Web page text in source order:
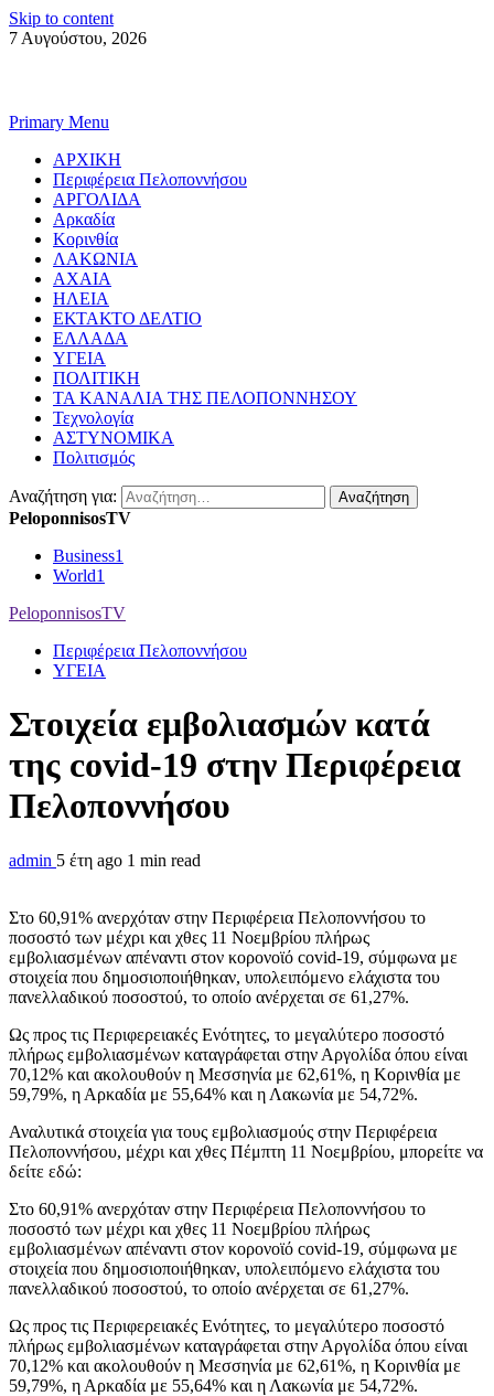
Skip to content
7 Αυγούστου, 2026
Primary Menu
ΑΡΧΙΚΗ
Περιφέρεια Πελοποννήσου
ΑΡΓΟΛΙΔΑ
Αρκαδία
Κορινθία
ΛΑΚΩΝΙΑ
ΑΧΑΙΑ
ΗΛΕΙΑ
ΕΚΤΑΚΤΟ ΔΕΛΤΙΟ
ΕΛΛΑΔΑ
ΥΓΕΙΑ
ΠΟΛΙΤΙΚΗ
ΤΑ ΚΑΝΑΛΙΑ ΤΗΣ ΠΕΛΟΠΟΝΝΗΣΟΥ
Τεχνολογία
ΑΣΤΥΝΟΜΙΚΑ
Πολιτισμός
Αναζήτηση για:
PeloponnisosTV
Business1
World1
PeloponnisosTV
Περιφέρεια Πελοποννήσου
ΥΓΕΙΑ
Στοιχεία εμβολιασμών κατά
της covid-19 στην Περιφέρεια
Πελοποννήσου
admin 5 έτη ago 1 min read
Στο 60,91% ανερχόταν στην Περιφέρεια Πελοποννήσου το
ποσοστό των μέχρι και χθες 11 Νοεμβρίου πλήρως
εμβολιασμένων απέναντι στον κορονοϊό covid-19, σύμφωνα με
στοιχεία που δημοσιοποιήθηκαν, υπολειπόμενο ελάχιστα του
πανελλαδικού ποσοστού, το οποίο ανέρχεται σε 61,27%.
Ως προς τις Περιφερειακές Ενότητες, το μεγαλύτερο ποσοστό
πλήρως εμβολιασμένων καταγράφεται στην Αργολίδα όπου είναι
70,12% και ακολουθούν η Μεσσηνία με 62,61%, η Κορινθία με
59,79%, η Αρκαδία με 55,64% και η Λακωνία με 54,72%.
Αναλυτικά στοιχεία για τους εμβολιασμούς στην Περιφέρεια
Πελοποννήσου, μέχρι και χθες Πέμπτη 11 Νοεμβρίου, μπορείτε να
δείτε εδώ:
Στο 60,91% ανερχόταν στην Περιφέρεια Πελοποννήσου το
ποσοστό των μέχρι και χθες 11 Νοεμβρίου πλήρως
εμβολιασμένων απέναντι στον κορονοϊό covid-19, σύμφωνα με
στοιχεία που δημοσιοποιήθηκαν, υπολειπόμενο ελάχιστα του
πανελλαδικού ποσοστού, το οποίο ανέρχεται σε 61,27%.
Ως προς τις Περιφερειακές Ενότητες, το μεγαλύτερο ποσοστό
πλήρως εμβολιασμένων καταγράφεται στην Αργολίδα όπου είναι
70,12% και ακολουθούν η Μεσσηνία με 62,61%, η Κορινθία με
59,79%, η Αρκαδία με 55,64% και η Λακωνία με 54,72%.